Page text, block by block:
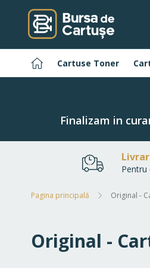
Navigați
la
Conținut
PaginaCartuse Toner
Finalizam in
Pentru
Pagina principală Original -
Original -